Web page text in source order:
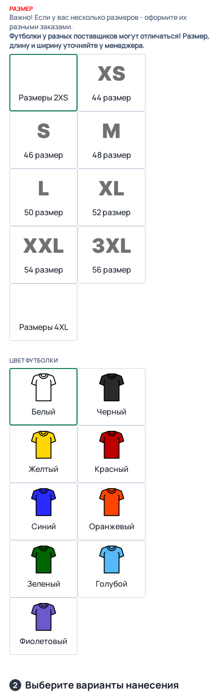
РАЗМЕР
Важно! Если у вас несколько размеров - оформите их
разными заказами.
Футболки у разных поставщиков могут отличаться! Размер,
длину и ширину уточняйте у менеджера.
Размеры 2XS 44 размер
46 размер 48 размер
50 размер 52 размер
54 размер 56 размер
Размеры 4XL
ЦВЕТ ФУТБОЛКИ
Белый Черный
Желтый Красный
Синий Оранжевый
Зеленый Голубой
Фиолетовый
2 Выберите варианты нанесения